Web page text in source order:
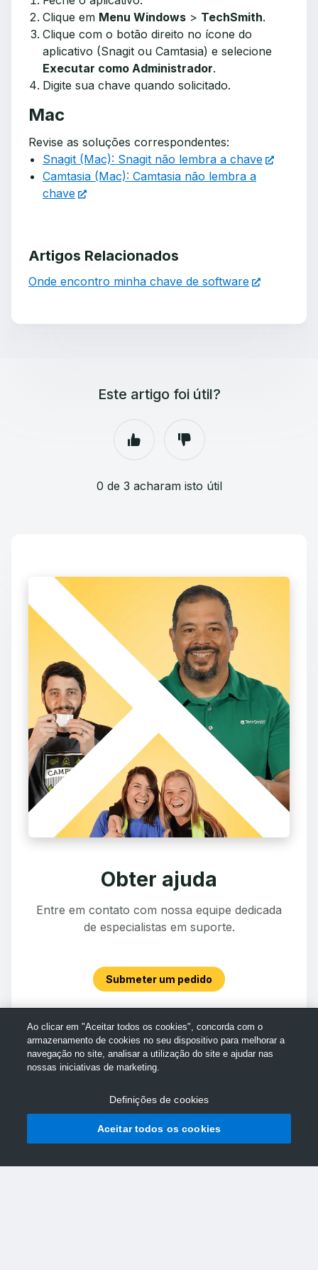
Clique em Menu Windows > TechSmith.
Clique com o botão direito no ícone do
aplicativo (Snagit ou Camtasia) e selecione
Executar como Administrador.
Digite sua chave quando solicitado.
Mac
Revise as soluções correspondentes:
Snagit (Mac): Snagit não lembra a chave
Camtasia (Mac): Camtasia não lembra a
chave
Artigos Relacionados
Onde encontro minha chave de software
Este artigo foi útil?
0 de 3 acharam isto útil
Obter ajuda
Entre em contato com nossa equipe dedicada
de especialistas em suporte.
Submeter um pedido
Ao clicar em "Aceitar todos os cookies", concorda com o
armazenamento de cookies no seu dispositivo para melhorar a
navegação no site, analisar a utilização do site e ajudar nas
nossas iniciativas de marketing.
Definições de cookies
Aceitar todos os cookies